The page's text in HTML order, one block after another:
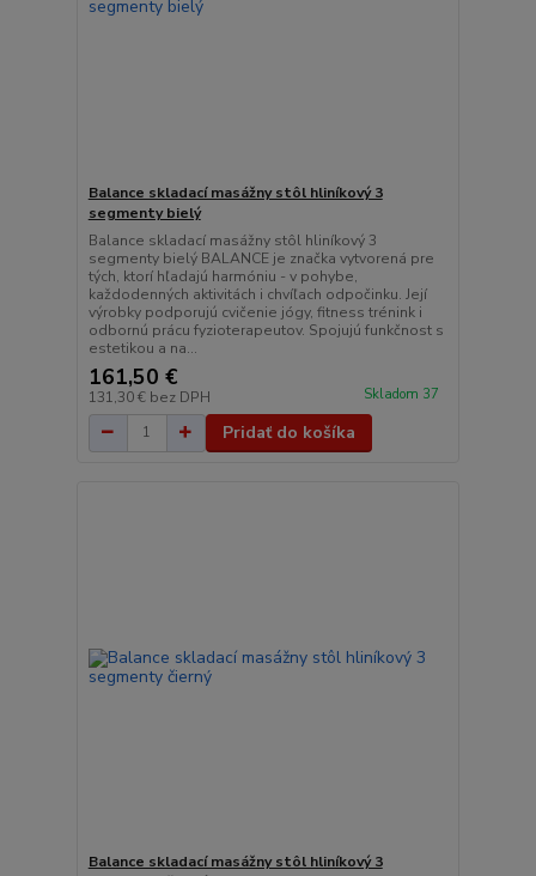
Balance skladací masážny stôl hliníkový 3
segmenty bielý
Balance skladací masážny stôl hliníkový 3
segmenty bielý BALANCE je značka vytvorená pre
tých, ktorí hľadajú harmóniu - v pohybe,
každodenných aktivitách i chvíľach odpočinku. Její
výrobky podporujú cvičenie jógy, fitness trénink i
odbornú prácu fyzioterapeutov. Spojujú funkčnost s
estetikou a na...
161,50 €
131,30 € bez DPH Skladom 37
Pridať do košíka
Balance skladací masážny stôl hliníkový 3